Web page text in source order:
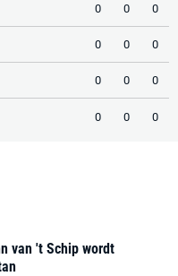
0 0 0
0 0 0
0 0 0
0 0 0
van 't Schip wordt